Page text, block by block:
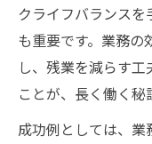
クライフバランス
も重要です。業務
し、残業を減らす
ことが、長く働く秘
成功例としては、